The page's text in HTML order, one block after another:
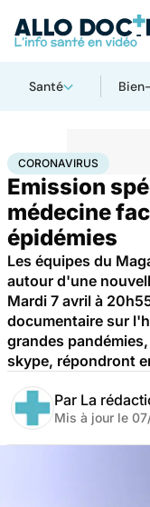
Santé
AccueilSantéMaladies
CORONAVIRUS
Emission
médecine
épidémies
Les équipes du
autour d'une
Mardi 7 avril à
documentaire sur
grandes
skype, répondront
Par La
Mis à jour le